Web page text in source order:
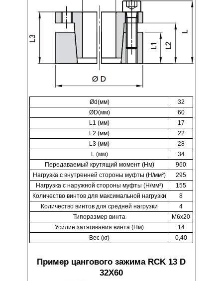
Ød(мм)
32
ØD(мм)
60
L1 (мм)
17
L2 (мм)
22
L3 (мм)
28
L (мм)
34
Передаваемый крутящий момент (Нм)
960
Нагрузка с внутренней стороны муфты (Н/мм²)
295
Нагрузка с наружной стороны муфты (Н/мм²)
155
Количество винтов для максимальной нагрузки
8
Количество винтов для средней нагрузки
4
Типоразмер винта
M6x20
Усилие затягивания винта (Нм)
14
Вес (кг)
0,40
Пример цангового зажима RCK 13 D
32X60